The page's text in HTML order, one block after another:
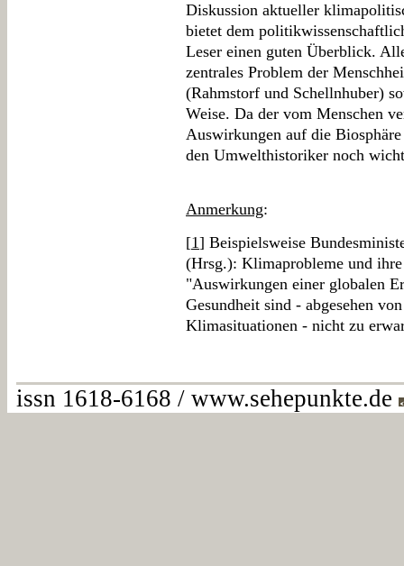
Diskussion aktueller
bietet dem
Leser einen guten Überblick.
zentrales Problem der
(Rahmstorf und Schellnhuber)
Weise. Da der vom Menschen
Auswirkungen auf die
den Umwelthistoriker noch
Anmerkung:
[1] Beispielsweise
(Hrsg.): Klimaprobleme und
"Auswirkungen einer globalen
Gesundheit sind - abgesehen
Klimasituationen - nicht zu
issn 1618-6168 / www.sehepunkte.de